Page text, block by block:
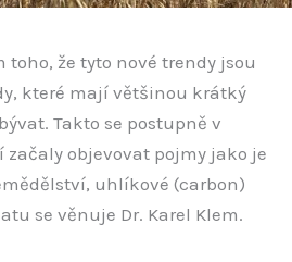
že tyto nové trendy jsou
které mají většinou krátký
Takto se postupně v
objevovat pojmy jako je
uhlíkové (carbon)
se věnuje Dr. Karel Klem.